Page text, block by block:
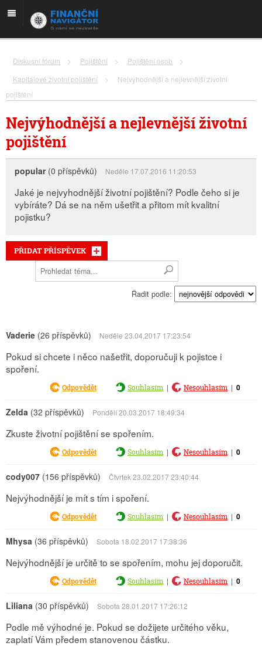
Diskusní fórum > Pojištění > Pojištění osob
>
Kapitálové životní pojištění
>
Nejvýhodnější a nejlevnější životní
pojištění
Nejvýhodnější a nejlevnější životní
pojištění
popular(0 příspěvků) Neděle 17.07.2016 11:20:53
Jaké je nejvyhodnější životní pojištění? Podle čeho si je
vybíráte? Dá se na něm ušetřit a přitom mít kvalitní
pojistku?
PŘIDAT PŘÍSPĚVEK
Řadit podle:
Vaderie (26 příspěvků) Neděle 23.04.2017 17:23:54
Pokud si chcete i něco našetřit, doporučuji k pojistce i
spoření.
Odpovědět Souhlasím | Nesouhlasím | 0
Zelda (32 příspěvků) Pondělí 20.03.2017 18:49:34
Zkuste životní pojištění se spořením.
Odpovědět Souhlasím | Nesouhlasím | 0
cody007 (156 příspěvků) Čtvrtek 23.02.2017 23:40:44
Nejvýhodnější je mít s tím i spoření.
Odpovědět Souhlasím | Nesouhlasím | 0
Mhysa (36 příspěvků) Sobota 18.02.2017 17:38:36
Nejvýhodnější je určitě to se spořením, mohu jej doporučit.
Odpovědět Souhlasím | Nesouhlasím | 0
Liliana (30 příspěvků) Sobota 28.01.2017 17:26:12
Podle mě výhodné je. Pokud se dožijete určitého věku,
zaplatí Vám předem stanovenou částku.